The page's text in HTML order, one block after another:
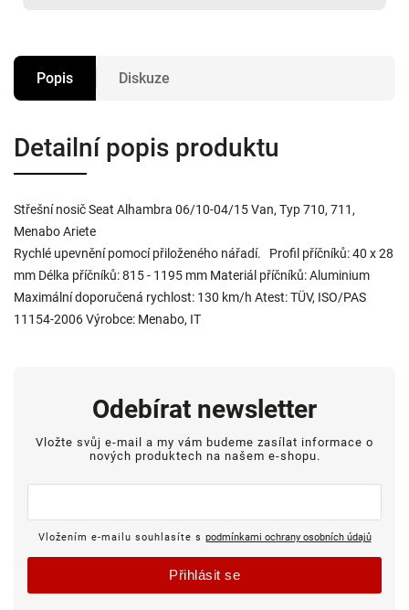
Popis Diskuze
Detailní popis produktu
Střešní nosič Seat Alhambra 06/10-04/15 Van, Typ 710, 711,
Menabo Ariete
Rychlé upevnění pomocí přiloženého nářadí. Profil příčníků: 40 x 28
mm Délka příčníků: 815 - 1195 mm Materiál příčníků: Aluminium
Maximální doporučená rychlost: 130 km/h Atest: TÜV, ISO/PAS
11154-2006 Výrobce: Menabo, IT
Odebírat newsletter
Vložte svůj e-mail a my vám budeme zasílat informace o
nových produktech na našem e-shopu.
Vložením e-mailu souhlasíte s podmínkami ochrany osobních údajů
Přihlásit se